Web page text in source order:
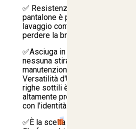
✅ Resistenza ai Lavaggi
pantalone è progettato per
lavaggio continui senza
perdere la brillantezza dei colori.
✅Asciuga in tempi record e
nessuna stiratura, riducendo a
manutenzione. Raffinatezza
Versatilità d'Uso: Il classico
righe sottili è disponibile in tre
altamente professionali per
con l'identità del tuo brand: Nero,
✅È la scelta ideale per: